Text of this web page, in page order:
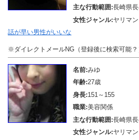
主な行動範囲:長崎県
女性ジャンル:ヤリマ
話が早い男性がいいな
※ダイレクトメールNG（登録後に検索可能？
名前:みゆ
年齢:27歳
身長:151～155
職業:美容関係
主な行動範囲:長崎県
女性ジャンル:ヤリマ